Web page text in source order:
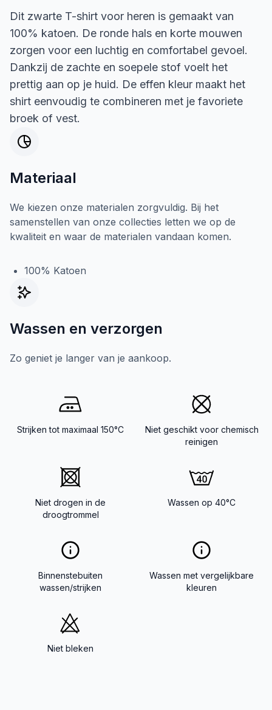
Dit zwarte T-shirt voor heren is gemaakt van
100% katoen. De ronde hals en korte mouwen
zorgen voor een luchtig en comfortabel gevoel.
Dankzij de zachte en soepele stof voelt het
prettig aan op je huid. De effen kleur maakt het
shirt eenvoudig te combineren met je favoriete
broek of vest.
Materiaal
We kiezen onze materialen zorgvuldig. Bij het
samenstellen van onze collecties letten we op de
kwaliteit en waar de materialen vandaan komen.
100% Katoen
Wassen en verzorgen
Zo geniet je langer van je aankoop.
Strijken tot maximaal 150°C
Niet geschikt voor chemisch
reinigen
Niet drogen in de
droogtrommel
Wassen op 40°C
Binnenstebuiten
wassen/strijken
Wassen met vergelijkbare
kleuren
Niet bleken